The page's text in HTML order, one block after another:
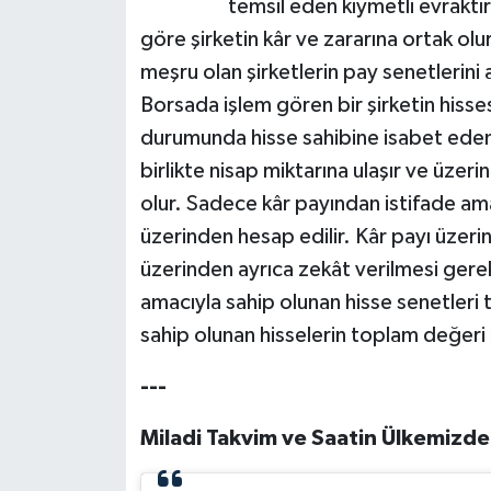
temsil eden kıymetli
göre şirketin kâr ve zararına ortak
meşru olan şirketlerin pay senetlerini
Borsada işlem gören bir şirketin
durumunda hisse sahibine isabet
birlikte nisap miktarına ulaşır ve
olur. Sadece kâr payından istifade
üzerinden hesap edilir. Kâr payı
üzerinden ayrıca zekât verilmesi
amacıyla sahip olunan hisse
sahip olunan hisselerin toplam
---
Miladi Takvim ve Saatin
Bitlis Müftülüğü
Bolu Müftülüğü
Burdur Müftülüğü
Çanakkale Müftülüğü
Çankırı Müftülüğü
Çorum Müftülüğü
Denizli Müftülüğü
Makaleler
Bilim, Teknoloji
Biyografiler
Diyanet TV